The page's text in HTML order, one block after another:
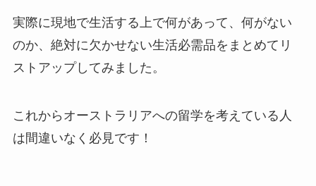
実際に現地で生活する上で何があって、何がない
のか、絶対に欠かせない生活必需品をまとめてリ
ストアップしてみました。
これからオーストラリアへの留学を考えている人
は間違いなく必見です！